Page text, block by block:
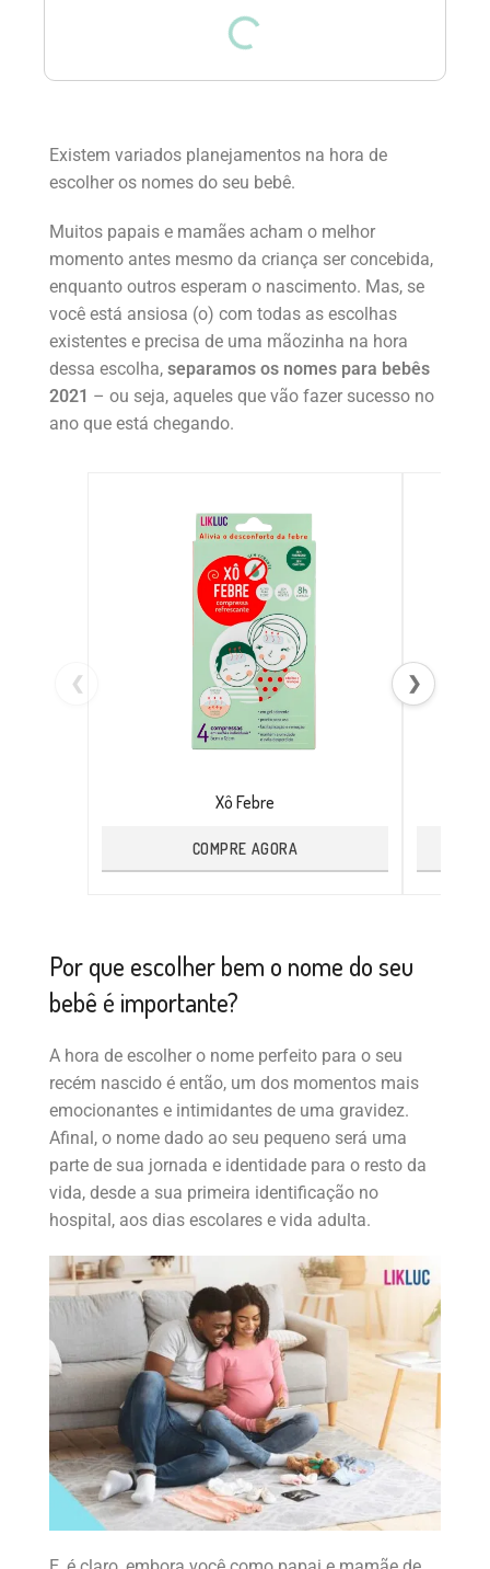
Existem variados planejamentos na hora de
escolher os nomes do seu bebê.
Muitos papais e mamães acham o melhor
momento antes mesmo da criança ser concebida,
enquanto outros esperam o nascimento. Mas, se
você está ansiosa (o) com todas as escolhas
existentes e precisa de uma mãozinha na hora
dessa escolha, separamos os nomes para bebês
2021 – ou seja, aqueles que vão fazer sucesso no
ano que está chegando.
❮
Xô Febre
COMPRE AGORA
❯
Por que escolher bem o nome do seu
bebê é importante?
A hora de escolher o nome perfeito para o seu
recém nascido é então, um dos momentos mais
emocionantes e intimidantes de uma gravidez.
Afinal, o nome dado ao seu pequeno será uma
parte de sua jornada e identidade para o resto da
vida, desde a sua primeira identificação no
hospital, aos dias escolares e vida adulta.